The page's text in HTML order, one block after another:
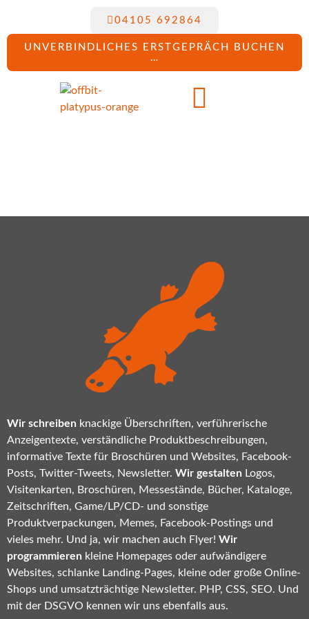
UNVERBINDLICHES ERSTGEPRÄCH BUCHEN
…
04105 692864
Wir schreiben knackige Überschriften, verführerische
Anzeigentexte, verständliche Produktbeschreibungen,
informative Texte für Broschüren und Websites, Facebook-
Posts, Twitter-Tweets, Newsletter. Wir gestalten Logos,
Visitenkarten, Broschüren, Messestände, Bücher, Kataloge,
Zeitschriften, Game/LP/CD- und sonstige
Produktverpackungen, Memes, Facebook-Postings und
vieles mehr. Und ja, wir machen auch Flyer! Wir
programmieren kleine Homepages oder aufwändigere
Websites, schlanke Landing-Pages, kleine oder große Online-
Shops und umsatzträchtige Newsletter. PHP, CSS, SEO. Und
mit der DSGVO kennen wir uns ebenfalls aus.